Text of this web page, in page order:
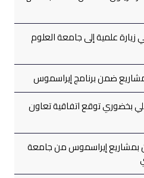
علمية إلى جامعة العلوم
ضمن برنامج إيراسموس
بخضوري توقع اتفاقية تعاون
بمشاريع إيراسموس من جامعة